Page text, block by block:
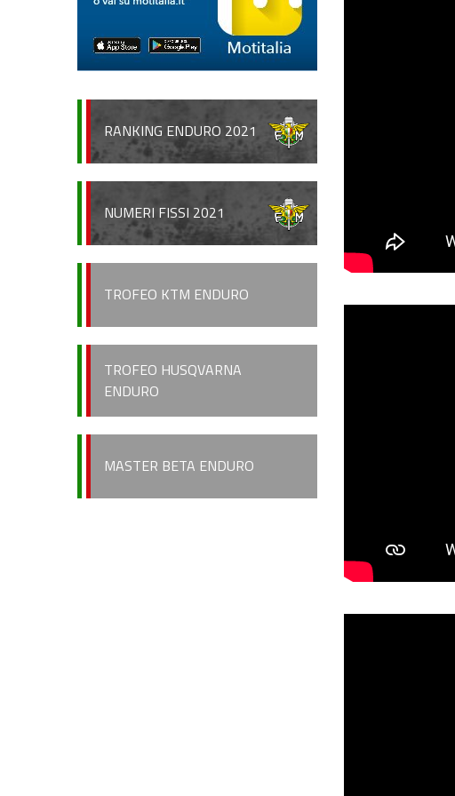
RANKING ENDURO 2021
NUMERI FISSI 2021
TROFEO KTM ENDURO
TROFEO HUSQVARNA
ENDURO
MASTER BETA ENDURO